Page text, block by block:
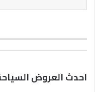
احدث العروض